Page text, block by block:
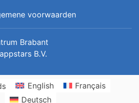
voorwaarden
Brabant
B.V.
English
Français
Deutsch